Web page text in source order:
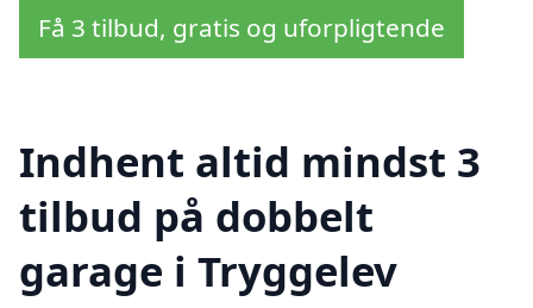
Få 3 tilbud, gratis og uforpligtende
Indhent altid mindst 3
tilbud på dobbelt
garage i Tryggelev